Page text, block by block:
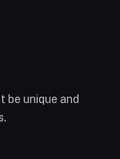
be unique and